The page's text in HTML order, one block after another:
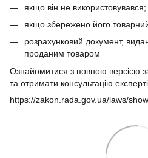
якщо він не використовувався;
якщо збережено його
розрахунковий документ,
проданим товаром
Ознайомитися з повною версією
та отримати консультацію
https://zakon.rada.gov.ua/laws/